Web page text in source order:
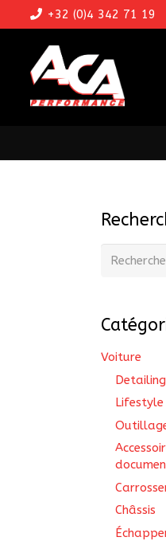
+32 (0)4 342 71 19
Recherche
Voiture
Detailing
Lifestyle
Châssis